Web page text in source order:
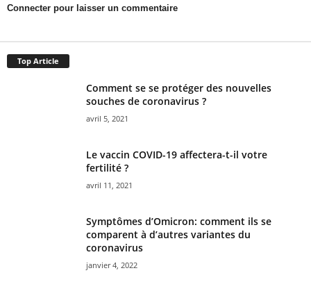
Connecter pour laisser un commentaire
Top Article
Comment se se protéger des nouvelles
souches de coronavirus ?
avril 5, 2021
Le vaccin COVID-19 affectera-t-il votre
fertilité ?
avril 11, 2021
Symptômes d’Omicron: comment ils se
comparent à d’autres variantes du
coronavirus
janvier 4, 2022